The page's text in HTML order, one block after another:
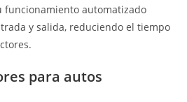
funcionamiento automatizado
y salida, reduciendo el tiempo
para autos